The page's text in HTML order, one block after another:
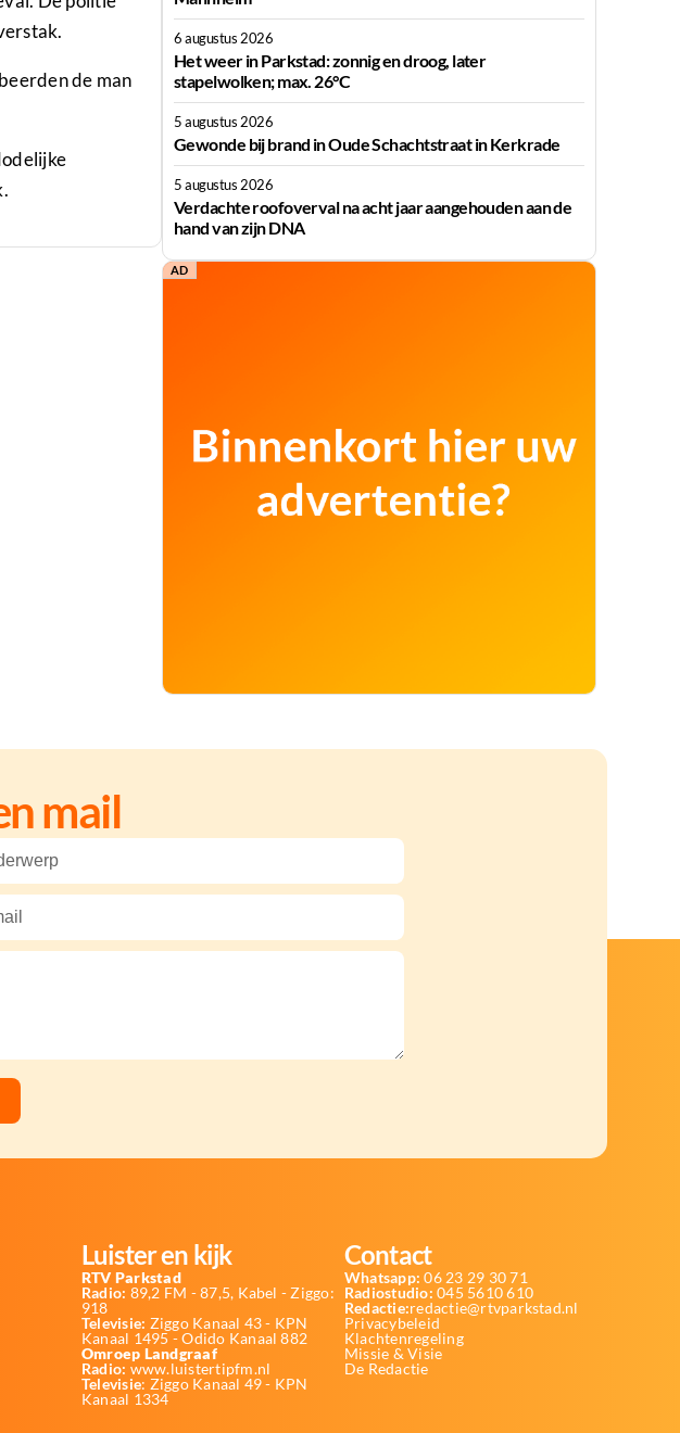
de man
6 augustus 2026
Het weer in Parkstad: zonnig en droog, later
stapelwolken; max. 26°C
5 augustus 2026
Gewonde bij brand in Oude Schachtstraat in Kerkrade
5 augustus 2026
Verdachte roofoverval na acht jaar aangehouden aan de
hand van zijn DNA
AD
mail
Luister en kijk
RTV Parkstad
Radio: 89,2 FM - 87,5, Kabel - Ziggo:
918
Televisie: Ziggo Kanaal 43 - KPN
Kanaal 1495 - Odido Kanaal 882
Omroep Landgraaf
Radio: www.luistertipfm.nl
Televisie: Ziggo Kanaal 49 - KPN
Kanaal 1334
Contact
Whatsapp: 06 23 29 30 71
Radiostudio: 045 5610 610
Redactie:redactie@rtvparkstad.nl
Privacybeleid
Klachtenregeling
Missie & Visie
De Redactie